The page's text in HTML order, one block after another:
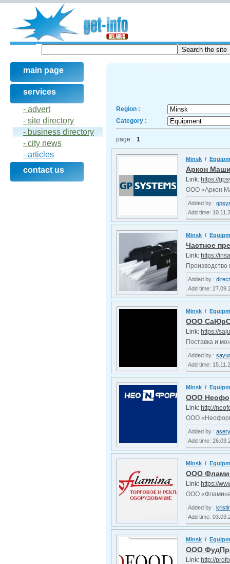
main page
services
- advert
- site directory
- business directory
- city news
- articles
contact us
Region :
Category :
page: 1
Minsk /
Аркон
Link: https://
ООО «Аркон
Added by :
Add time:
Minsk /
Частное
Link: https://
Производство
Added by :
Add time:
Minsk /
ООО СаЮрС
Link: https://
Поставка и
Added by :
Add time:
Minsk /
ООО
Link: http://
ООО
Added by :
Add time:
Minsk /
ООО
Link: https://
ООО
Added by :
Add time:
Minsk /
ООО
Link: http://